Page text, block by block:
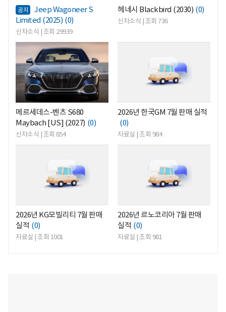
공지
Jeep Wagoneer S
Limited (2025) (0)
신차소식 | 조회 29939
헤네시 Blackbird (2030) (0)
신차소식 | 조회 736
<
메르세데스-벤츠 S680
Maybach [US] (2027) (0)
신차소식 | 조회 854
2026년 한국GM 7월 판매 실적
(0)
자료실 | 조회 984
2026년 KG모빌리티 7월 판매
실적 (0)
자료실 | 조회 1001
2026년 르노코리아 7월 판매
실적 (0)
자료실 | 조회 981